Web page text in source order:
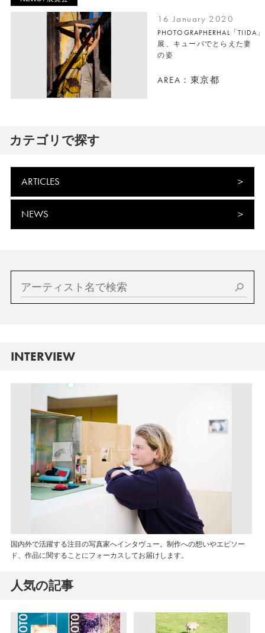
16 January 2020
PHOTOGRAPHERHAL「TIIDA」
展、キューバでとらえた妻
の姿
AREA：東京都
カテゴリで探す
ARTICLES
NEWS
INTERVIEW
国内外で活躍する注目の写真家へインタヴュー。制作への想いやエピソー
ド、作品に関することにフォーカスしてお届けします。
人気の記事